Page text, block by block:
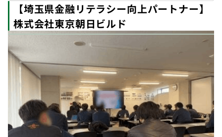
【埼玉県金融リテラシー向上パートナー】
株式会社東京朝日ビルド